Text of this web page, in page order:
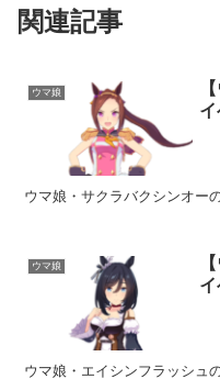
関連記事
ウマ娘
ウマ娘・サクラバクシンオー
ウマ娘
ウマ娘・エイシンフラッシュ